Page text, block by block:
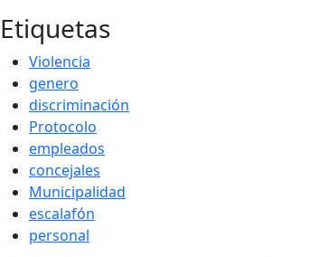
Etiquetas
Violencia
genero
discriminación
Protocolo
empleados
concejales
Municipalidad
escalafón
personal